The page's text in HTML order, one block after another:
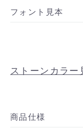
フォント見本
ストーンカラー
商品仕様